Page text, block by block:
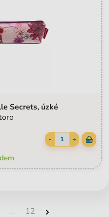
Secrets, úzké
- +
... 12